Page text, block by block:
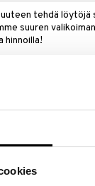
tehdä löytöjä
suuren
hinnoilla!
tuoksu
päälle.